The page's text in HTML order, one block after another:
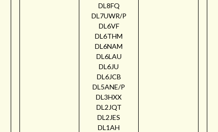
DL8FQ
DL7UWR/P
DL6VF
DL6THM
DL6NAM
DL6LAU
DL6JU
DL6JCB
DL5ANE/P
DL3HXX
DL2JQT
DL2JES
DL1AH